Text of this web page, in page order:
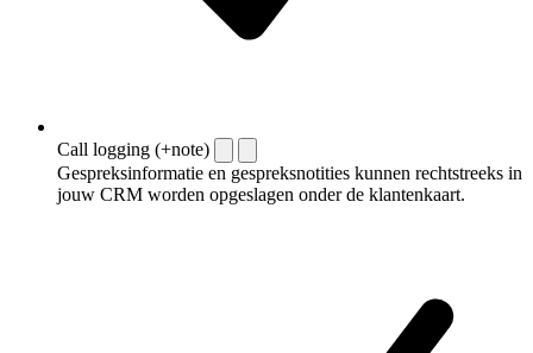
Call logging (+note)
Gespreksinformatie en gespreksnotities kunnen rechtstreeks in
jouw CRM worden opgeslagen onder de klantenkaart.